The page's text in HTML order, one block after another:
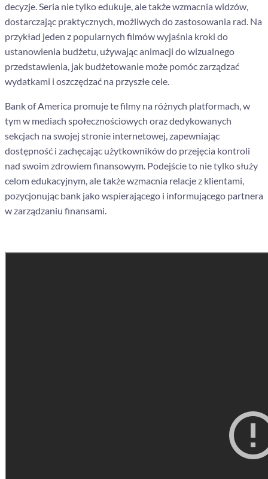
decyzje. Seria nie tylko edukuje, ale także wzmacnia widzów,
dostarczając praktycznych, możliwych do zastosowania rad. Na
przykład jeden z popularnych filmów wyjaśnia kroki do
ustanowienia budżetu, używając animacji do wizualnego
przedstawienia, jak budżetowanie może pomóc zarządzać
wydatkami i oszczędzać na przyszłe cele.
Bank of America promuje te filmy na różnych platformach, w
tym w mediach społecznościowych oraz dedykowanych
sekcjach na swojej stronie internetowej, zapewniając
dostępność i zachęcając użytkowników do przejęcia kontroli
nad swoim zdrowiem finansowym. Podejście to nie tylko służy
celom edukacyjnym, ale także wzmacnia relacje z klientami,
pozycjonując bank jako wspierającego i informującego partnera
w zarządzaniu finansami.